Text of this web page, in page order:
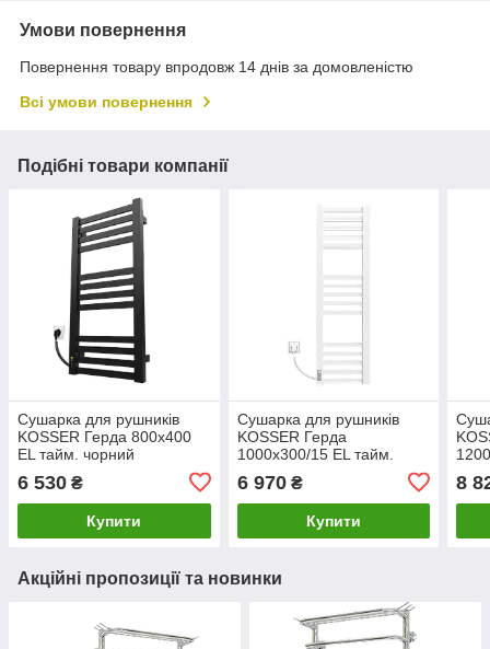
Умови повернення
Повернення товару впродовж 14 днів за домовленістю
Всі умови повернення
Подібні товари компанії
Сушарка для рушників
KOSSER Герда 800х400
EL тайм. чорний
6 530 ₴
Купити
Сушарка для рушників
KOSSER Герда
1000х300/15 EL тайм.
6 970₴
Купити
8
Акційні пропозиції та новинки